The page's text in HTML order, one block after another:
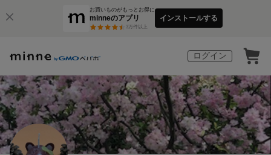
お買いものがもっとお得に
minneのアプリ
3万件以上
インストールする
ログイン